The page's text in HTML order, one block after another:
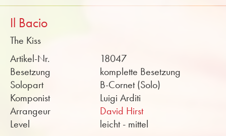
Il Bacio
The Kiss
Artikel-Nr.
18047
Besetzung
komplette Besetzung
Solopart
B-Cornet (Solo)
Komponist
Luigi Arditi
Arrangeur
David Hirst
Level
leicht - mittel